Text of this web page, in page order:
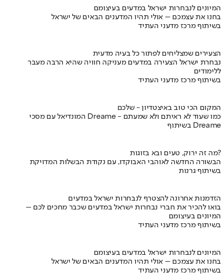
המיונים לנבחרות ישראל במדעים בעיצומם
בחנו את עצמכם – אולי תהיו המדענים הבאים של ישראל
בשיתוף מרכז מדעני העתיד
הצעירים שמצליחים לפתור כל בעיה מדעית
נבחרת ישראל הצעירה במדעים מעניקה חוויה שהיא הרבה מעבר
ללימודים
בשיתוף מרכז מדעני העתיד
המקום הכי טוב באיצטדיון - שלכם
המונדיאל עם מסכי Dreame - כמו שעוד לא ראיתם ולא שמעתם
בשיתוף Dreame
מה זה ירוק, טעים ובא בזוגות?
הבשורה החדשה לאוהבי האבוקדו, עם נקודת הבשלות המדויקת
בשיתוף גרנות
הזדמנות אחרונה להצטרף לנבחרות ישראל במדעים
בואו להכיר את חברי נבחרות ישראל במדעים שכבר מחכים לכם –
המיונים בעיצומם
בשיתוף מרכז מדעני העתיד
המיונים לנבחרות ישראל במדעים בעיצומם
בחנו את עצמכם – אולי תהיו המדענים הבאים של ישראל
בשיתוף מרכז מדעני העתיד